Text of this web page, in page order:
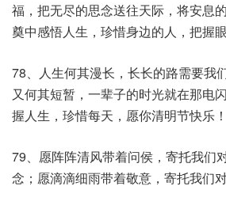
福，把无尽的思念送往天际，将安息
奠中感悟人生，珍惜身边的人，把握眼
78、人生何其漫长，长长的路需要我
又何其短暂，一辈子的时光就在那电
握人生，珍惜每天，愿你清明节快乐！
79、愿阵阵清风带着问侯，寄托我们
念；愿滴滴细雨带着敬意，寄托我们